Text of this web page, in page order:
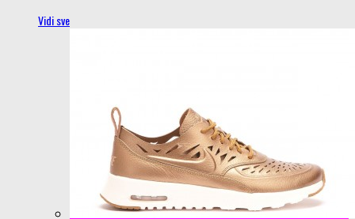
Vidi sve